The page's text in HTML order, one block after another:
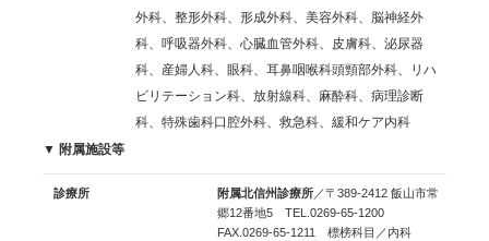
外科、整形外科、形成外科、美容外科、脳神経外
科、呼吸器外科、心臓血管外科、皮膚科、泌尿器
科、産婦人科、眼科、耳鼻咽喉科頭頸部外科、リハ
ビリテーション科、放射線科、麻酔科、病理診断
科、特殊歯科口腔外科、救急科、緩和ケア内科
▼ 附属施設等
診療所 附属北信州診療所／〒389-2412 飯山市常
郷12番地5 TEL.0269-65-1200
FAX.0269-65-1211 標榜科目／内科